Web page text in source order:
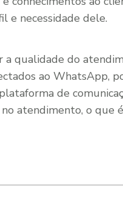
e necessidade dele.
a qualidade do
ao WhatsApp,
de
atendimento, o que
uma melhor